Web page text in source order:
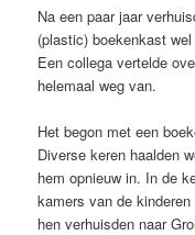
Na een paar jaar
(plastic) boekenkast
Een collega vertelde
helemaal weg van.
Het begon met een
Diverse keren haalden
hem opnieuw in. In de
kamers van de
hen verhuisden naar